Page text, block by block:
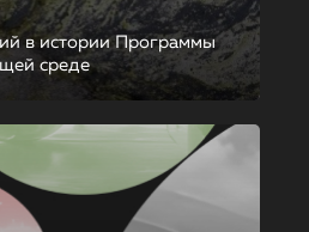
в истории Программы
среде